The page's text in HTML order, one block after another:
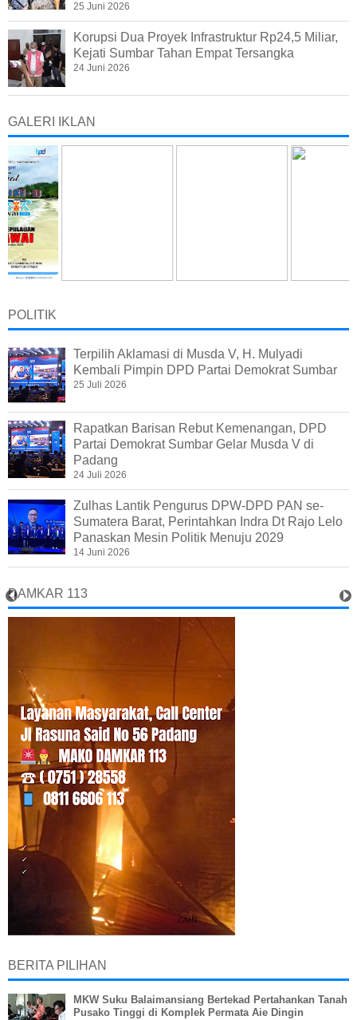
25 Juni 2026
Korupsi Dua Proyek Infrastruktur Rp24,5 Miliar,
Kejati Sumbar Tahan Empat Tersangka
24 Juni 2026
GALERI IKLAN
POLITIK
Terpilih Aklamasi di Musda V, H. Mulyadi
Kembali Pimpin DPD Partai Demokrat Sumbar
25 Juli 2026
Rapatkan Barisan Rebut Kemenangan, DPD
Partai Demokrat Sumbar Gelar Musda V di
Padang
24 Juli 2026
Zulhas Lantik Pengurus DPW-DPD PAN se-
Sumatera Barat, Perintahkan Indra Dt Rajo Lelo
Panaskan Mesin Politik Menuju 2029
14 Juni 2026
DAMKAR 113
BERITA PILIHAN
MKW Suku Balaimansiang Bertekad Pertahankan Tanah
Pusako Tinggi di Komplek Permata Aie Dingin